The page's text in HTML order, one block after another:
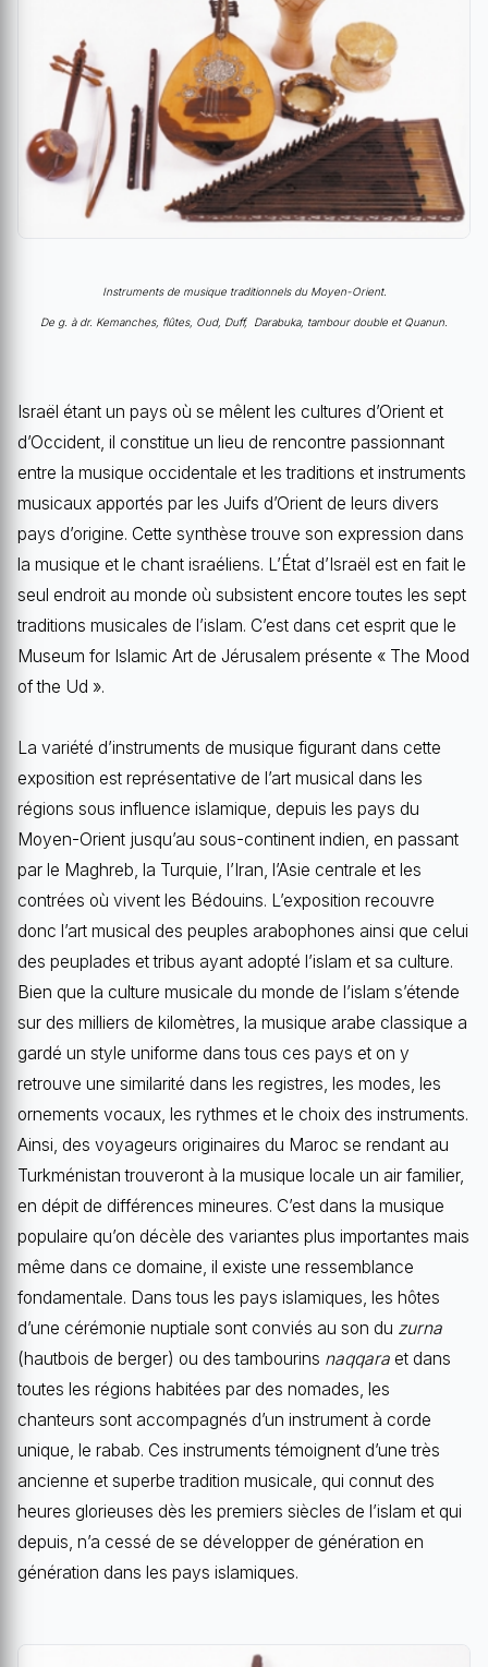
Instruments de musique traditionnels du Moyen-Orient.
De g. à dr. Kemanches, flûtes, Oud, Duff, Darabuka, tambour double et Quanun.
Israël étant un pays où se mêlent les cultures d’Orient et
d’Occident, il constitue un lieu de rencontre passionnant
entre la musique occidentale et les traditions et instruments
musicaux apportés par les Juifs d’Orient de leurs divers
pays d’origine. Cette synthèse trouve son expression dans
la musique et le chant israéliens. L’État d’Israël est en fait le
seul endroit au monde où subsistent encore toutes les sept
traditions musicales de l’islam. C’est dans cet esprit que le
Museum for Islamic Art de Jérusalem présente « The Mood
of the Ud ».
La variété d’instruments de musique figurant dans cette
exposition est représentative de l’art musical dans les
régions sous influence islamique, depuis les pays du
Moyen-Orient jusqu’au sous-continent indien, en passant
par le Maghreb, la Turquie, l’Iran, l’Asie centrale et les
contrées où vivent les Bédouins. L’exposition recouvre
donc l’art musical des peuples arabophones ainsi que celui
des peuplades et tribus ayant adopté l’islam et sa culture.
Bien que la culture musicale du monde de l’islam s’étende
sur des milliers de kilomètres, la musique arabe classique a
gardé un style uniforme dans tous ces pays et on y
retrouve une similarité dans les registres, les modes, les
ornements vocaux, les rythmes et le choix des instruments.
Ainsi, des voyageurs originaires du Maroc se rendant au
Turkménistan trouveront à la musique locale un air familier,
en dépit de différences mineures. C’est dans la musique
populaire qu’on décèle des variantes plus importantes mais
même dans ce domaine, il existe une ressemblance
fondamentale. Dans tous les pays islamiques, les hôtes
d’une cérémonie nuptiale sont conviés au son du zurna
(hautbois de berger) ou des tambourins naqqara et dans
toutes les régions habitées par des nomades, les
chanteurs sont accompagnés d’un instrument à corde
unique, le rabab. Ces instruments témoignent d’une très
ancienne et superbe tradition musicale, qui connut des
heures glorieuses dès les premiers siècles de l’islam et qui
depuis, n’a cessé de se développer de génération en
génération dans les pays islamiques.